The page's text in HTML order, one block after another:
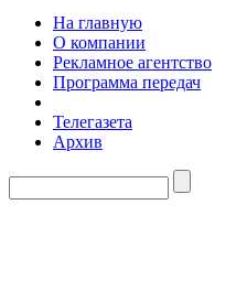
На главную
О компании
Рекламное агентство
Программа передач
Телегазета
Архив